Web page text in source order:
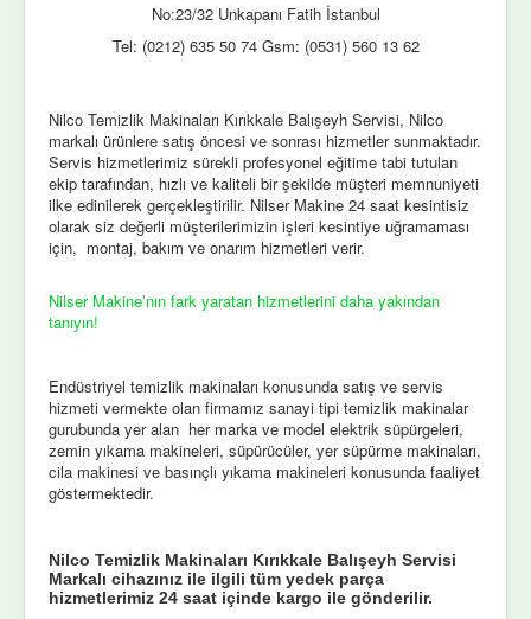
No:23/32 Unkapanı Fatih İstanbul
Tel: (0212) 635 50 74 Gsm: (0531) 560 13 62
Nilco Temizlik Makinaları Kırıkkale Balışeyh Servisi, Nilco
markalı ürünlere satış öncesi ve sonrası hizmetler sunmaktadır.
Servis hizmetlerimiz sürekli profesyonel eğitime tabi tutulan
ekip tarafından, hızlı ve kaliteli bir şekilde müşteri memnuniyeti
ilke edinilerek gerçekleştirilir. Nilser Makine 24 saat kesintisiz
olarak siz değerli müşterilerimizin işleri kesintiye uğramaması
için, montaj, bakım ve onarım hizmetleri verir.
Nilser Makine’nın fark yaratan hizmetlerini daha yakından
tanıyın!
Endüstriyel temizlik makinaları konusunda satış ve servis
hizmeti vermekte olan firmamız sanayi tipi temizlik makinalar
gurubunda yer alan her marka ve model elektrik süpürgeleri,
zemin yıkama makineleri, süpürücüler, yer süpürme makinaları,
cila makinesi ve basınçlı yıkama makineleri konusunda faaliyet
göstermektedir.
Nilco Temizlik Makinaları Kırıkkale Balışeyh Servisi
Markalı cihazınız ile ilgili tüm yedek parça
hizmetlerimiz 24 saat içinde kargo ile gönderilir.